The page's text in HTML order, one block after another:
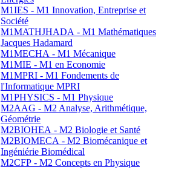
M1IES - M1 Innovation, Entreprise et
Société
M1MATHJHADA - M1 Mathématiques
Jacques Hadamard
M1MECHA - M1 Mécanique
M1MIE - M1 en Economie
M1MPRI - M1 Fondements de
l'Informatique MPRI
M1PHYSICS - M1 Physique
M2AAG - M2 Analyse, Arithmétique,
Géométrie
M2BIOHEA - M2 Biologie et Santé
M2BIOMECA - M2 Biomécanique et
Ingéniérie Biomédical
M2CFP - M2 Concepts en Physique